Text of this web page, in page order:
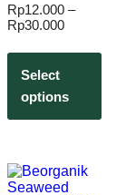
Rp12.000 –
Rp30.000
Select
options